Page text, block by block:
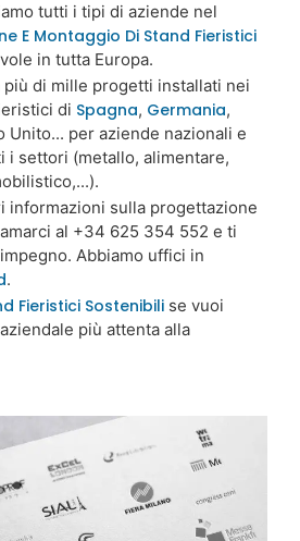
tutti i tipi di aziende nel
E Montaggio Di Stand Fieristici
in tutta Europa.
di mille progetti installati nei
di Spagna, Germania,
Unito... per aziende nazionali e
i settori (metallo, alimentare,
informazioni sulla progettazione
al +34 625 354 552 e ti
Abbiamo uffici in
.
Fieristici Sostenibili se vuoi
più attenta alla